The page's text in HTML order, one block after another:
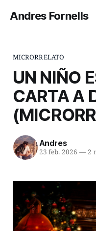
Andres Fornells
MICRORRELATO
UN NIÑO
CARTA A
Andres
23 feb. 2026 —2